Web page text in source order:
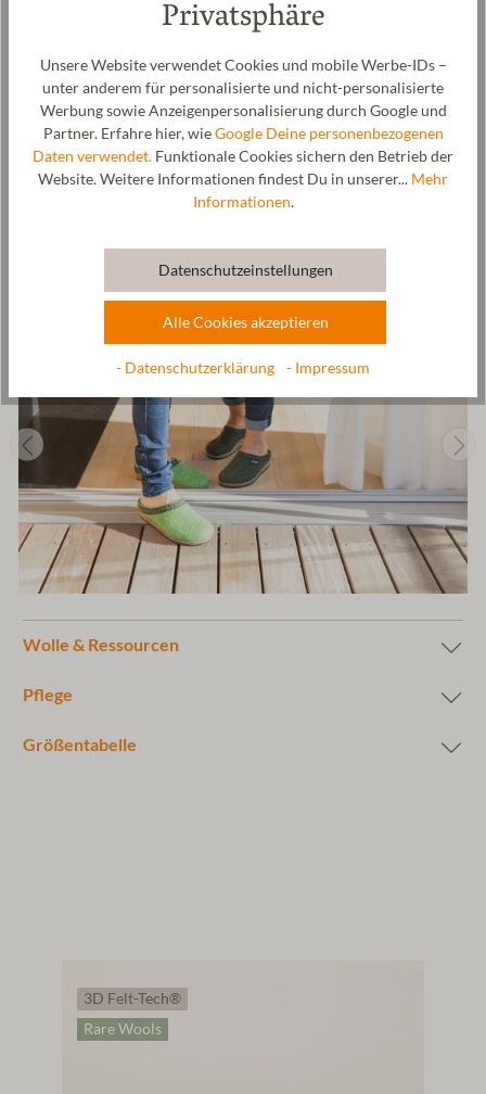
Sohle ist besonders bequem. Sie ist anatomisch geformt, leicht
erhöht an der Ferse und verfügt über Zehengreifer. So sorgt die
Stegmann Sohle für Entspannung beim Gehen, ist stoßgedämpft
und gesundheitsfördernd. Die Merinowolle ist besonders fein,
antibakteriell und temperaturregulierend. Dieser bequeme
Filzclog wird vom Oberstoff bis zur Sohle in unserer Manufaktur
in Tirol, Österreich gefertigt.
Hersteller: Gottstein GmbH, Industriestraße 31, 6430 Ötztal-
office@gottstein.at
Wolle & Ressourcen
Pflege
Größentabelle
3D Felt-Tech®
Rare Wools
Privatsphäre
Unsere Website verwendet Cookies und mobile Werbe-IDs –
unter anderem für personalisierte und nicht-personalisierte
Werbung sowie Anzeigenpersonalisierung durch Google und
Partner. Erfahre hier, wieGoogle Deine personenbezogenen
Daten verwendet. Funktionale Cookies sichern den Betrieb der
Website. Weitere Informationen findest Du in unserer... Mehr
Informationen.
Datenschutzeinstellungen
Alle Cookies akzeptieren
- Datenschutzerklärung - Impressum